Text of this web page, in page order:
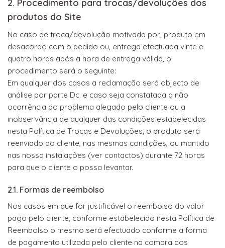
2. Procedimento para trocas/devoluções dos
produtos do Site
No caso de troca/devolução motivada por, produto em
desacordo com o pedido ou, entrega efectuada vinte e
quatro horas após a hora de entrega válida, o
procedimento será o seguinte:
Em qualquer dos casos a reclamação será objecto de
análise por parte Dc. e caso seja constatada a não
ocorrência do problema alegado pelo cliente ou a
inobservância de qualquer das condições estabelecidas
nesta Política de Trocas e Devoluções, o produto será
reenviado ao cliente, nas mesmas condições, ou mantido
nas nossa instalações (ver contactos) durante 72 horas
para que o cliente o possa levantar.
2.1. Formas de reembolso
Nos casos em que for justificável o reembolso do valor
pago pelo cliente, conforme estabelecido nesta Política de
Reembolso o mesmo será efectuado conforme a forma
de pagamento utilizada pelo cliente na compra dos